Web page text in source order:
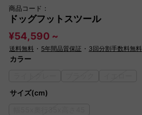
商品コード：
ドッグフットスツール
¥54,590 ~
送料無料 ・ 5年間品質保証 ・ 3回分割手数料無料
カラー
サイズ(cm)